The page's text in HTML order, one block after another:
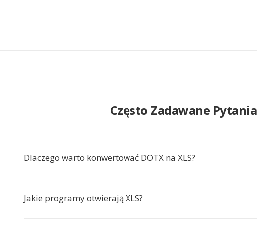
Często Zadawane Pytania
Dlaczego warto konwertować DOTX na XLS?
Jakie programy otwierają XLS?